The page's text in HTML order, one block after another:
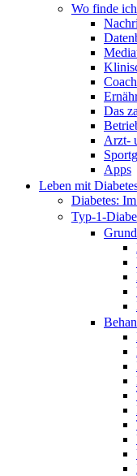
Wo finde
Das
Arzt-
Apps
Leben mit
Diabetes:
Typ-1-